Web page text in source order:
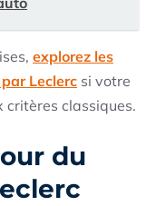
explorez les
Leclerc si votre
critères classiques.
du